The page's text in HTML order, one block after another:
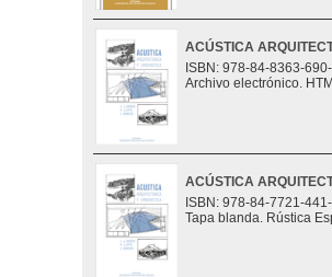
ACÚSTICA
ISBN: 978-84-8363-
Archivo electrónico.
ACÚSTICA
ISBN: 978-84-7721-
Tapa blanda. Rústica